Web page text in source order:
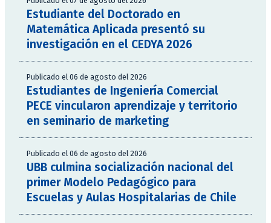
Estudiante del Doctorado en
Matemática Aplicada presentó su
investigación en el CEDYA 2026
Publicado el 06 de agosto del 2026
Estudiantes de Ingeniería Comercial
PECE vincularon aprendizaje y territorio
en seminario de marketing
Publicado el 06 de agosto del 2026
UBB culmina socialización nacional del
primer Modelo Pedagógico para
Escuelas y Aulas Hospitalarias de Chile